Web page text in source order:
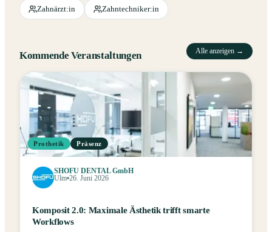
Zahnärzt:in Zahntechniker:in
Kommende Veranstaltungen Alle anzeigen →
Prothetik Präsenz
SHOFU DENTAL GmbH
Ulm 26. Juni 2026
Komposit 2.0: Maximale Ästhetik trifft smarte
Workflows